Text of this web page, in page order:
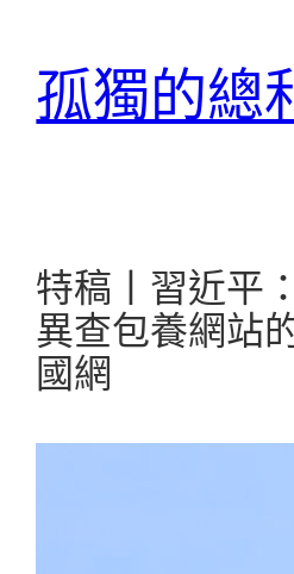
孤獨的總
特稿丨習近平
異查包養網站
國網